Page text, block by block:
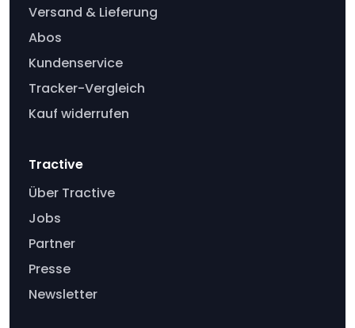
Versand & Lieferung
Abos
Kundenservice
Tracker-Vergleich
Kauf widerrufen
Tractive
Über Tractive
Jobs
Partner
Presse
Newsletter